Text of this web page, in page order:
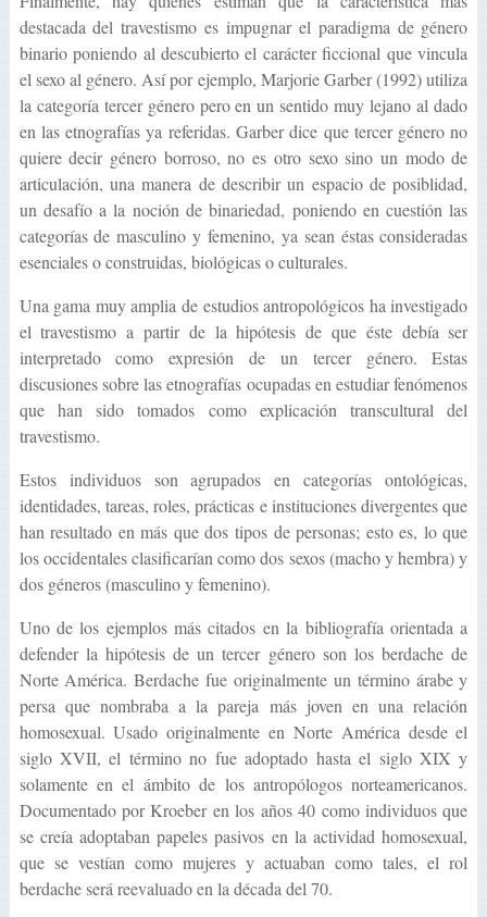
destacada del travestismo es impugnar el paradigma de género
binario poniendo al descubierto el carácter ficcional que vincula
el sexo al género. Así por ejemplo, Marjorie Garber (1992) utiliza
la categoría tercer género pero en un sentido muy lejano al dado
en las etnografías ya referidas. Garber dice que tercer género no
quiere decir género borroso, no es otro sexo sino un modo de
articulación, una manera de describir un espacio de posiblidad,
un desafío a la noción de binariedad, poniendo en cuestión las
categorías de masculino y femenino, ya sean éstas consideradas
esenciales o construidas, biológicas o culturales.
Una gama muy amplia de estudios antropológicos ha investigado
el travestismo a partir de la hipótesis de que éste debía ser
interpretado como expresión de un tercer género. Estas
discusiones sobre las etnografías ocupadas en estudiar fenómenos
que han sido tomados como explicación transcultural del
travestismo.
Estos individuos son agrupados en categorías ontológicas,
identidades, tareas, roles, prácticas e instituciones divergentes que
han resultado en más que dos tipos de personas; esto es, lo que
los occidentales clasificarían como dos sexos (macho y hembra) y
dos géneros (masculino y femenino).
Uno de los ejemplos más citados en la bibliografía orientada a
defender la hipótesis de un tercer género son los berdache de
Norte América. Berdache fue originalmente un término árabe y
persa que nombraba a la pareja más joven en una relación
homosexual. Usado originalmente en Norte América desde el
siglo XVII, el término no fue adoptado hasta el siglo XIX y
solamente en el ámbito de los antropólogos norteamericanos.
Documentado por Kroeber en los años 40 como individuos que
se creía adoptaban papeles pasivos en la actividad homosexual,
que se vestían como mujeres y actuaban como tales, el rol
berdache será reevaluado en la década del 70.